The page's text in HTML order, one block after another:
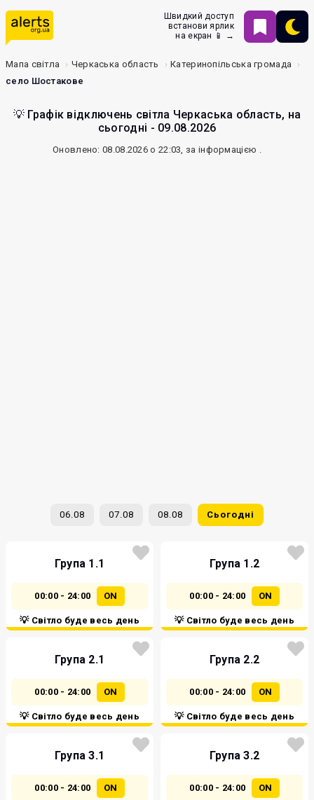
Швидкий доступ
встанови ярлик
на екран 📱 →
Мапа світла Черкаська область
Катеринопільська громада
село Шостакове
💡 Графік відключень світла Черкаська область, на
сьогодні - 09.08.2026
Оновлено: 08.08.2026 о 22:03, за інформацією .
06.08 07.08 08.08 Сьогодні
Група 1.1
00:00 - 24:00 ON
💡 Світло буде весь день
Група 1.2
00:00 - 24:00 ON
💡 Світло буде весь день
Група 2.1
00:00 - 24:00 ON
💡 Світло буде весь день
Група 2.2
00:00 - 24:00 ON
💡 Світло буде весь день
Група 3.1
00:00 - 24:00 ON
Група 3.2
00:00 - 24:00 ON